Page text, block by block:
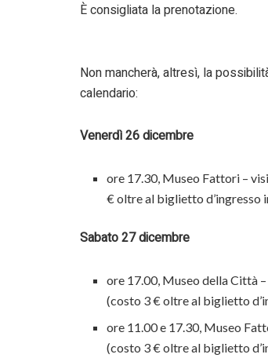
È consigliata la prenotazione.
Non mancherà, altresì, la
calendario:
Venerdì 26 dicembre
ore 17.30, Museo Fattori –
€ oltre al biglietto d’ingresso
Sabato 27 dicembre
ore 17.00, Museo della Città
(costo 3 € oltre al biglietto
ore 11.00 e 17.30, Museo
(costo 3 € oltre al biglietto